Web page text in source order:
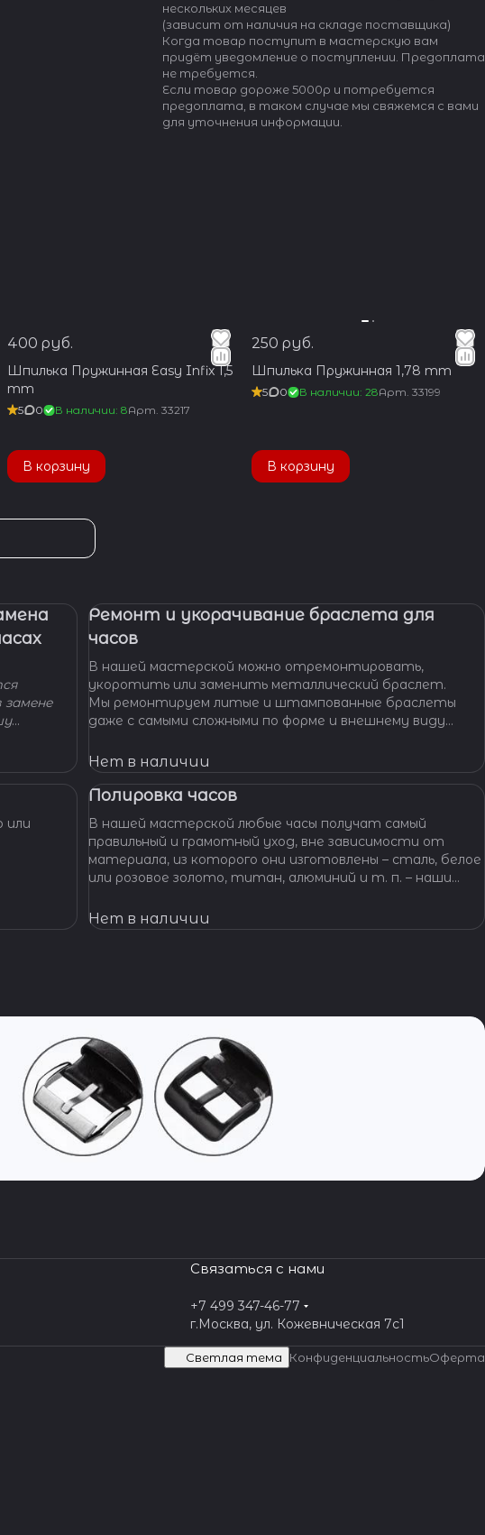
нескольких месяцев
(зависит от наличия на складе поставщика)
Когда товар поступит в мастерскую вам
придёт уведомление о поступлении. Предоплата
не требуется.
Если товар дороже 5000р и потребуется
предоплата, в таком случае мы свяжемся с вами
для уточнения информации.
400 руб.
Шпилька Пружинная Easy Infix 1,5
mm
5 0 В наличии: 8Арт. 33217
В корзину
250 руб.
Шпилька Пружинная 1,78 mm
5 0 В наличии: 28Арт. 33199
В корзину
и по
Ремонт и укорачивание браслета для
часов
В нашей мастерской можно отремонтировать,
укоротить или заменить металлический браслет.
Мы ремонтируем литые и штампованные браслеты
даже с самыми сложными по форме и внешнему виду
Нет в наличии
или
Полировка часов
В нашей мастерской любые часы получат самый
правильный и грамотный уход, вне зависимости от
материала, из которого они изготовлены – сталь, белое
или розовое золото, титан, алюминий и т. п. – наши
материал.
Нет в наличии
Связаться с нами
+7 499 347-46-77
г.Москва, ул. Кожевническая 7c1
Светлая тема КонфиденциальностьОферта